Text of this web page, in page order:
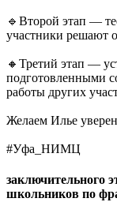
🔹Второй этап —
участники решают
🔸Третий этап —
подготовленными
работы других
Желаем Илье
#Уфа_НИМЦ
заключительного
школьников по